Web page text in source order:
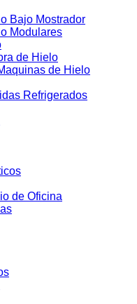
Bajo Mostrador
Modulares
de Hielo
de Hielo
Refrigerados
de Oficina